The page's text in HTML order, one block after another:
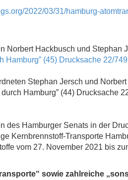
2022/03/31/hamburg-
Norbert Hackbusch und
Hamburg” (45) Drucksache 22/
Stephan Jersch und
Hamburg” (44) Drucksache
des Hamburger Senats in der
Kernbrennstoff-Transporte
vom 27. November 2021 bis
sowie zahlreiche